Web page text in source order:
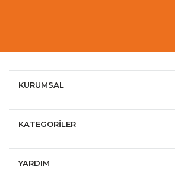
KURUMSAL
KATEGORİLER
YARDIM